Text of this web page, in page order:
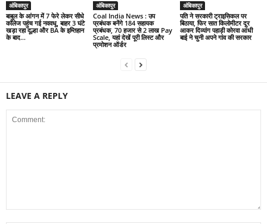
अंबिकापुर
बाबुल के आंगन में 7 फेरे लेकर सीधे
कॉलेज पहुंच गई नववधू, बाहर 3 घंटे
खड़ा रहा दूल्हा और BA के इम्तिहान
के बाद...
अंबिकापुर
Coal India News : उप
प्रबंधक बनेंगे 184 सहायक
प्रबंधक, 70 हजार से 2 लाख Pay
Scale, यहां देखें पूरी लिस्ट और
प्रमोशन ऑर्डर
अंबिकापुर
पति ने सरकारी ट्राइसिकल पर
बिठाया, फिर सात किलोमीटर दूर
आकर दिव्यांग पहाड़ी कोरवा आंधी
बाई ने चुनी अपने गांव की सरकार
LEAVE A REPLY